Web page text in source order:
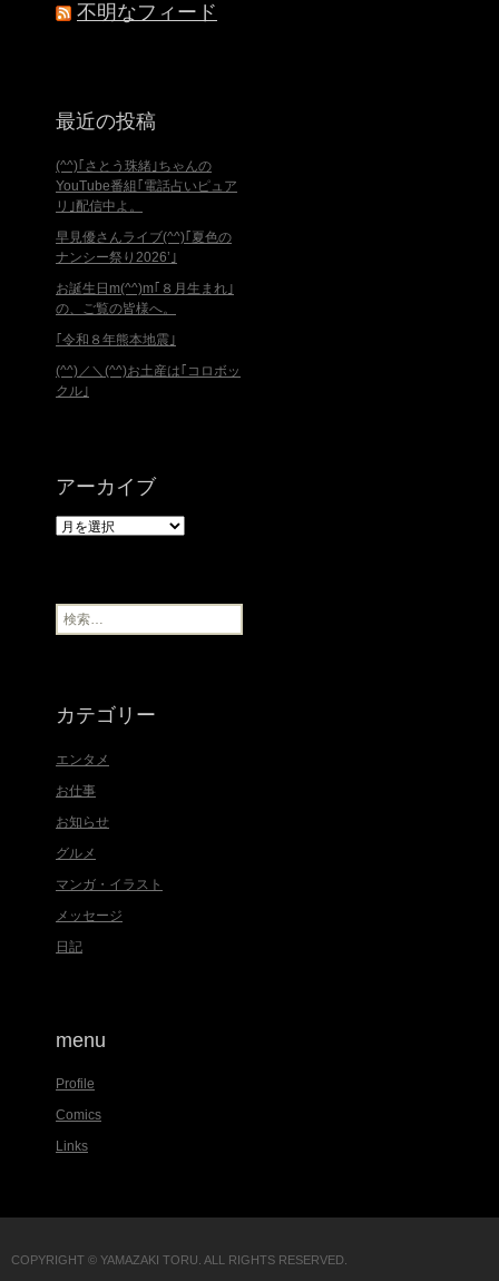
不明なフィード
最近の投稿
(^^)｢さとう珠緒｣ちゃんの
YouTube番組｢電話占いピュア
リ｣配信中よ。
早見優さんライブ(^^)｢夏色の
ナンシー祭り2026’｣
お誕生日m(^^)m｢８月生まれ｣
の、ご覧の皆様へ。
｢令和８年熊本地震｣
(^^)／＼(^^)お土産は｢コロボッ
クル｣
アーカイブ
ア
ブ
検
索
カテゴリー
エンタメ
お仕事
お知らせ
グルメ
マンガ・イラスト
メッセージ
日記
menu
Profile
Comics
Links
COPYRIGHT © YAMAZAKI TORU. ALL RIGHTS RESERVED.